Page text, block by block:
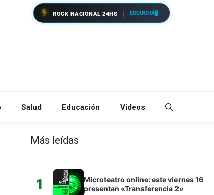
ROCK NACIONAL 24HS ESCUCHÁ
Salud Educación Videos
Más leídas
1
Microteatro online: este viernes 16
presentan «Transferencia 2»